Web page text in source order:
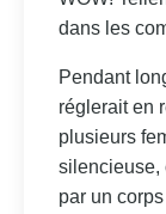
dans les
Pendant
réglerait en
plusieurs
silencieuse,
par un